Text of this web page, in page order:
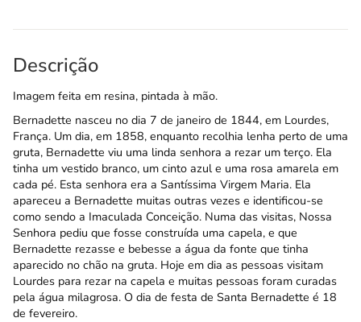
Descrição
Imagem feita em resina, pintada à mão.
Bernadette nasceu no dia 7 de janeiro de 1844, em Lourdes,
França. Um dia, em 1858, enquanto recolhia lenha perto de uma
gruta, Bernadette viu uma linda senhora a rezar um terço. Ela
tinha um vestido branco, um cinto azul e uma rosa amarela em
cada pé. Esta senhora era a Santíssima Virgem Maria. Ela
apareceu a Bernadette muitas outras vezes e identificou-se
como sendo a Imaculada Conceição. Numa das visitas, Nossa
Senhora pediu que fosse construída uma capela, e que
Bernadette rezasse e bebesse a água da fonte que tinha
aparecido no chão na gruta. Hoje em dia as pessoas visitam
Lourdes para rezar na capela e muitas pessoas foram curadas
pela água milagrosa. O dia de festa de Santa Bernadette é 18
de fevereiro.